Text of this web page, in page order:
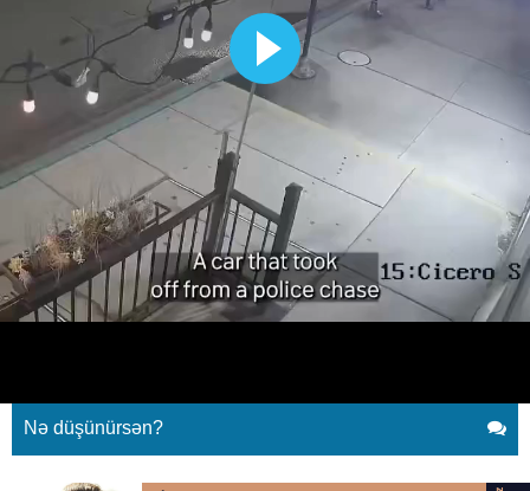
Oğurladıqları avtomobillə
polisdən qaçan şəxslər qəzaya
düşüblər
20.04.2026 0
Nə düşünürsən?